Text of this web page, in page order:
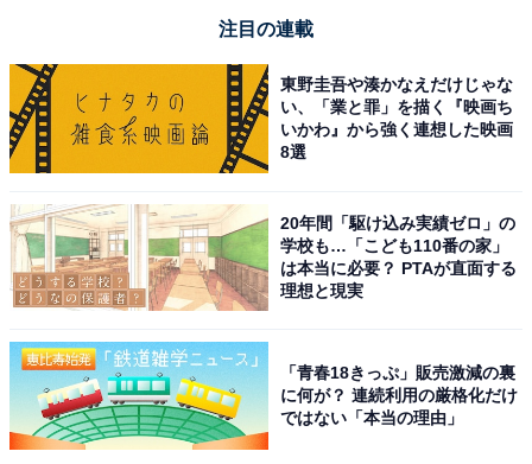
こちらもおすすめ
「雲海が見られるスポットが多いと思う都道府
県」ランキング！ 2位「兵庫県」、1位は？
1
注目の連載
東野圭吾や湊かなえだけじゃな
い、「業と罪」を描く『映画ち
いかわ』から強く連想した映画
8選
20年間「駆け込み実績ゼロ」の
学校も…「こども110番の家」
は本当に必要？ PTAが直面する
理想と現実
「青春18きっぷ」販売激減の裏
に何が？ 連続利用の厳格化だけ
ではない「本当の理由」